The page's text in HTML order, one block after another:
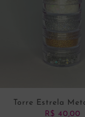
Torre Estrela
R$ 40,00